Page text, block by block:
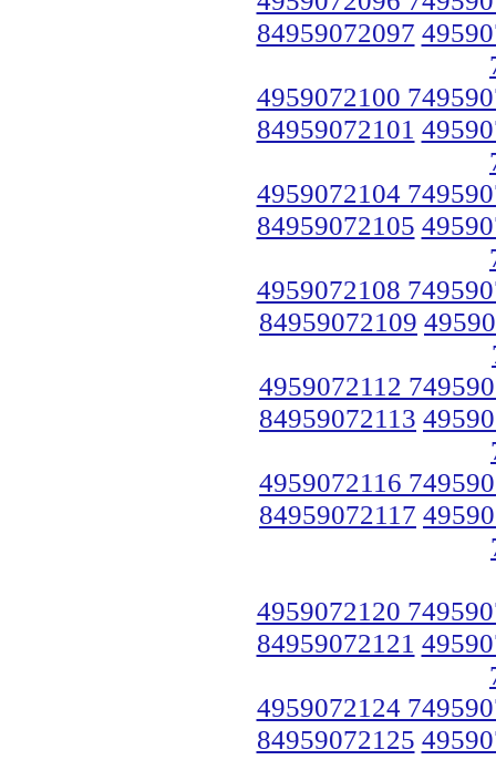
84959072097
4959072100
84959072101
4959072104
84959072105
4959072108
84959072109
4959072112
84959072113
4959072116
84959072117
4959072120
84959072121
4959072124
84959072125